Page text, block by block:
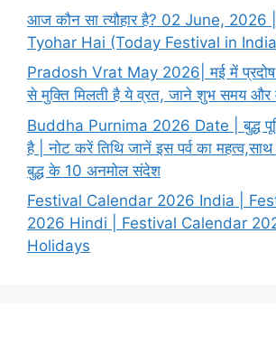
आज कौन सा त्यौहार है? 02 June,
Tyohar Hai (Today Festival in
Pradosh Vrat May 2026| मई में
से मुक्ति मिलती है ये व्रत, जाने शुभ समय और
Buddha Purnima 2026 Date | बुद्ध
है | नोट करें तिथि जानें इस पर्व का महत्व,साथ
बुद्ध के 10 अनमोल संदेश
Festival Calendar 2026 India |
2026 Hindi | Festival Calendar
Holidays